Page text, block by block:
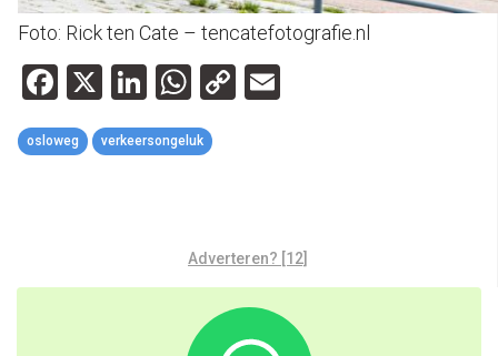
Foto: Rick ten Cate – tencatefotografie.nl
Facebook
X LinkedIn
WhatsApp
Copy
osloweg verkeersongeluk
Adverteren? [12]